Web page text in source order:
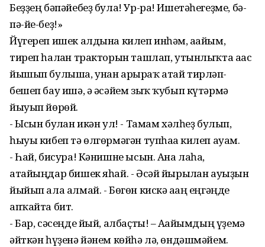
Беҙҙең бәпәйебеҙ була! Ур-ра! Ишетәһегеҙме, бә-
пә-йе-беҙ!»
Йүгереп ишек алдына килеп инһәм, ағайым,
тиреп һалған тракторын ташлап, утынлыҡта ағас
йышып булыша, унан арыраҡ атай тирләп-
бешеп бау ишә, ә әсәйем зыҡ ҡубып күтәрмә
йыуып йөрөй.
- Ысын булған икән ул! - Тамам хәлһеҙ булып,
һыуы кибеп тә өлгөрмәгән тупһаға килеп ауам.
- Һай, бисура! Кәнишне ысын. Ана лаһа,
атайыңдар бишек яһай. - Әсәй йырылған ауыҙын
йыйып ала алмай. - Бөгөн кискә ағаң еңгәңде
апҡайта бит.
- Бар, сәсеңде йый, албаҫты! – Ағайымдың үҙемә
әйткән һүҙенә йәнем көйһә лә, өндәшмәйем.